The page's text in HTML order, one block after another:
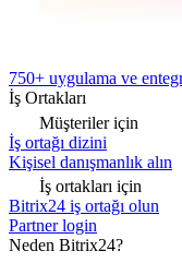
750+ uygulama ve
İş Ortakları
Müşteriler için
İş ortağı dizini
Kişisel danışmanlık alın
İş ortakları için
Bitrix24 iş ortağı olun
Partner login
Neden Bitrix24?